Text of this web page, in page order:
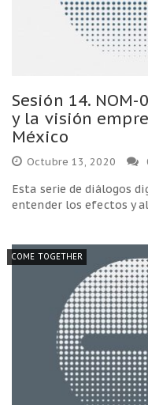
Sesión 14.
y la visión
México
Octubre 13, 2020
Esta serie de diálogos
entender los efectos y
COME TOGETHER